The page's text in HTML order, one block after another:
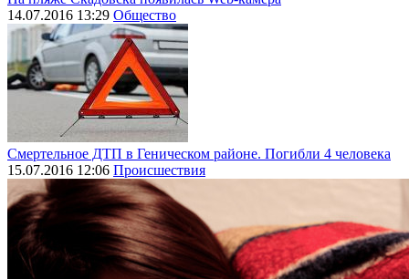
14.07.2016 13:29 Общество
Смертельное ДТП в Геническом районе. Погибли 4 человека
15.07.2016 12:06 Происшествия